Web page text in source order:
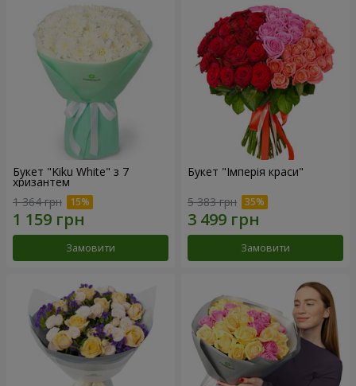
Букет "Kiku White" з 7
хризантем
1 364 грн
Замовити
Букет "Імперія краси"
5 383 грн
Замовити